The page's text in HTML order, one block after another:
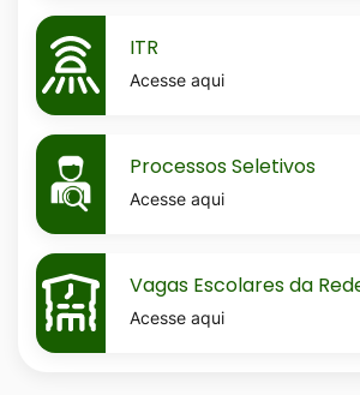
MaskItr ITR
Acesse aqui
MaskProcessos-
seletivos
Processos Seletivos
Acesse aqui
MaskVagas-
escolares-
da-
Vagas Escolares da
Acesse aqui